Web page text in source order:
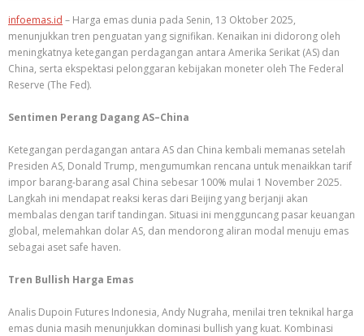
infoemas.id – Harga emas dunia pada Senin, 13 Oktober 2025,
menunjukkan tren penguatan yang signifikan. Kenaikan ini didorong oleh
meningkatnya ketegangan perdagangan antara Amerika Serikat (AS) dan
China, serta ekspektasi pelonggaran kebijakan moneter oleh The Federal
Reserve (The Fed).
Sentimen Perang Dagang AS–China
Ketegangan perdagangan antara AS dan China kembali memanas setelah
Presiden AS, Donald Trump, mengumumkan rencana untuk menaikkan tarif
impor barang-barang asal China sebesar 100% mulai 1 November 2025.
Langkah ini mendapat reaksi keras dari Beijing yang berjanji akan
membalas dengan tarif tandingan. Situasi ini mengguncang pasar keuangan
global, melemahkan dolar AS, dan mendorong aliran modal menuju emas
sebagai aset safe haven.
Tren Bullish Harga Emas
Analis Dupoin Futures Indonesia, Andy Nugraha, menilai tren teknikal harga
emas dunia masih menunjukkan dominasi bullish yang kuat. Kombinasi